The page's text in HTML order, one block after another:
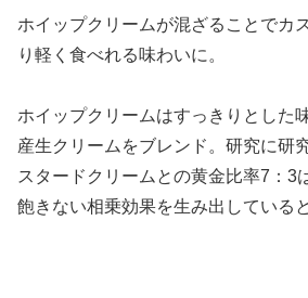
ホイップクリームが混ざることでカ
り軽く食べれる味わいに。
ホイップクリームはすっきりとした
産生クリームをブレンド。研究に研
スタードクリームとの黄金比率7：3
飽きない相乗効果を生み出している